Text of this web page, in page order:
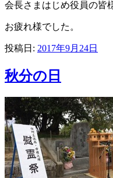
会長さまはじめ役員の皆
お疲れ様でした。
投稿日: 2017年9月24日
秋分の日